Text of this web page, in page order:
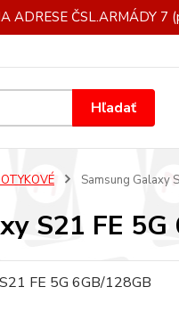
ADRESE ČSL.ARMÁDY
Hľadať
Samsung Galaxy
S21 FE 5G